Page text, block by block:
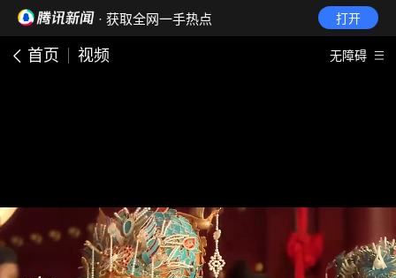
· 获取全网一手热点 打开
首页 视频 无障碍